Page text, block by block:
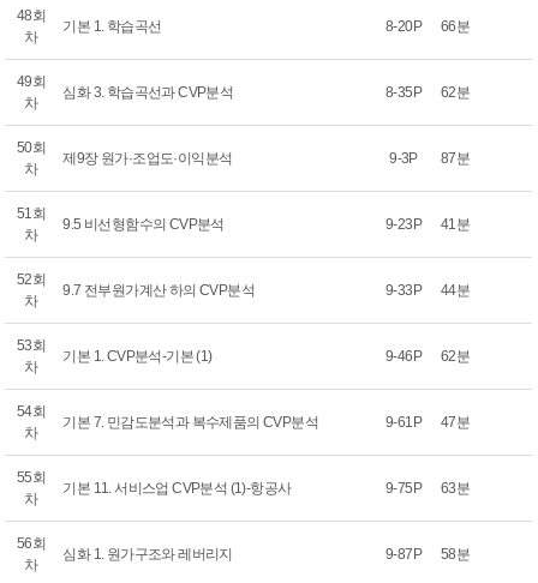
48회
차
기본 1. 학습곡선 8-20P 66분
49회
차
심화 3. 학습곡선과 CVP분석 8-35P 62분
50회
차
제9장 원가·조업도·이익분석 9-3P 87분
51회
차
9.5 비선형함수의 CVP분석 9-23P 41분
52회
차
9.7 전부원가계산 하의 CVP분석 9-33P 44분
53회
차
기본 1. CVP분석-기본 (1) 9-46P 62분
54회
차
기본 7. 민감도분석과 복수제품의 CVP분석 9-61P 47분
55회
차
기본 11. 서비스업 CVP분석 (1)-항공사 9-75P 63분
56회
차
심화 1. 원가구조와 레버리지 9-87P 58분